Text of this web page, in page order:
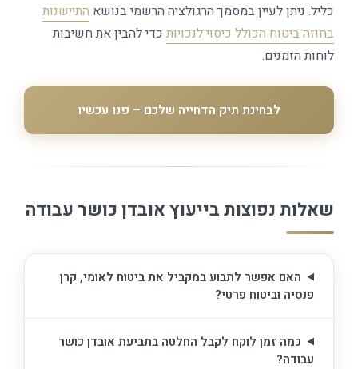
כליל. ניתן לעיין במסמך הרגולציה הרשמי בנושא התיישנות
בחוזה ביטוח הכולל כיסוי לנכויות כדי להבין את חשיבות
לוחות הזמנים.
לבחינת תיק הדחייה שלכם – פנו עכשיו
שאלות נפוצות בייעוץ אובדן כושר עבודה
האם אפשר לתבוע במקביל את ביטוח לאומי, קרן
פנסיה וביטוח פרטי?
כמה זמן לוקח לקבל החלטה בתביעת אובדן כושר
עבודה?